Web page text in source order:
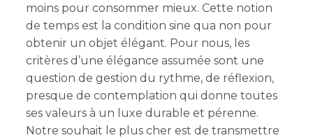
moins pour consommer mieux. Cette notion
de temps est la condition sine qua non pour
obtenir un objet élégant. Pour nous, les
critères d’une élégance assumée sont une
question de gestion du rythme, de réflexion,
presque de contemplation qui donne toutes
ses valeurs à un luxe durable et pérenne.
Notre souhait le plus cher est de transmettre